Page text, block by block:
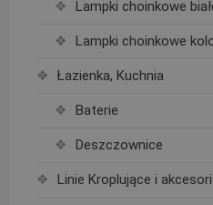
Lampki choinkowe
Lampki choinkowe
Łazienka, Kuchnia
Baterie
Deszczownice
Linie Kroplujące i